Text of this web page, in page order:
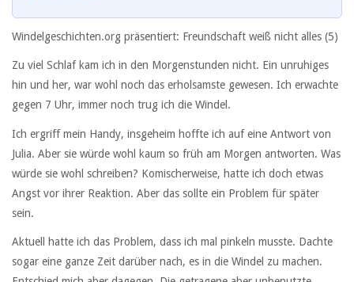
Windelgeschichten.org präsentiert: Freundschaft weiß nicht alles (5)
Zu viel Schlaf kam ich in den Morgenstunden nicht. Ein unruhiges
hin und her, war wohl noch das erholsamste gewesen. Ich erwachte
gegen 7 Uhr, immer noch trug ich die Windel.
Ich ergriff mein Handy, insgeheim hoffte ich auf eine Antwort von
Julia. Aber sie würde wohl kaum so früh am Morgen antworten. Was
würde sie wohl schreiben? Komischerweise, hatte ich doch etwas
Angst vor ihrer Reaktion. Aber das sollte ein Problem für später
sein.
Aktuell hatte ich das Problem, dass ich mal pinkeln musste. Dachte
sogar eine ganze Zeit darüber nach, es in die Windel zu machen.